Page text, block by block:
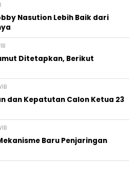
Nasution Lebih Baik dari
Ditetapkan, Berikut
dan Kepatutan Calon Ketua 23
Baru Penjaringan